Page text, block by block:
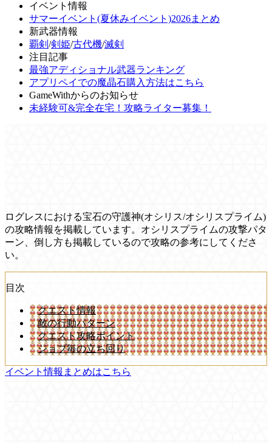
イベント情報
サマーイベント(夏休みイベント)2026まとめ
新武器情報
覇剣 /剣姫/古代機/滅剣
注目記事
最強アディショナル武器ランキング
アプリペイでの魔晶石購入方法はこちら
GameWithからのお知らせ
未経験可&完全在宅！攻略ライター募集！
ログレスにおける宝石の守護神(オシリス/オシリスプライム)
の攻略情報を掲載しています。オシリスプライムの攻撃パタ
ーン、倒し方も掲載しているので攻略の参考にしてくださ
い。
目次
クエスト情報
敵の行動パターン
クエスト攻略ポイント
ジョブ毎の立ち回り
イベント情報まとめはこちら